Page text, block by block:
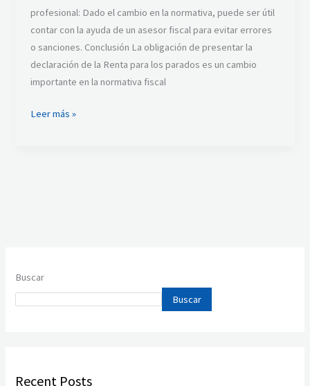
profesional: Dado el cambio en la normativa, puede ser útil
contar con la ayuda de un asesor fiscal para evitar errores
o sanciones. Conclusión La obligación de presentar la
declaración de la Renta para los parados es un cambio
importante en la normativa fiscal
Leer más »
Buscar
Buscar
Recent Posts